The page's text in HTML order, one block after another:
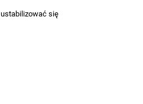
ustabilizować się